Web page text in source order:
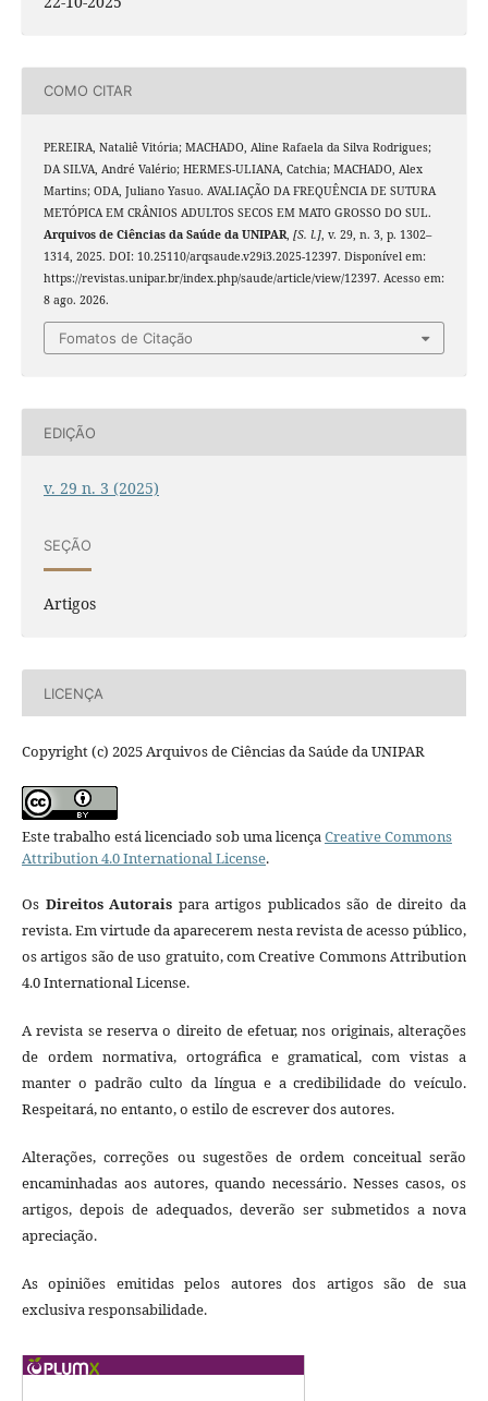
COMO CITAR
PEREIRA, Nataliê Vitória; MACHADO, Aline Rafaela da Silva Rodrigues;
DA SILVA, André Valério; HERMES-ULIANA, Catchia; MACHADO, Alex
Martins; ODA, Juliano Yasuo. AVALIAÇÃO DA FREQUÊNCIA DE SUTURA
METÓPICA EM CRÂNIOS ADULTOS SECOS EM MATO GROSSO DO SUL.
Arquivos de Ciências da Saúde da UNIPAR, [S. l.], v. 29, n. 3, p. 1302–
1314, 2025. DOI: 10.25110/arqsaude.v29i3.2025-12397. Disponível em:
https://revistas.unipar.br/index.php/saude/article/view/12397. Acesso em:
8 ago. 2026.
Fomatos de Citação
EDIÇÃO
v. 29 n. 3 (2025)
SEÇÃO
Artigos
LICENÇA
Copyright (c) 2025 Arquivos de Ciências da Saúde da UNIPAR
Este trabalho está licenciado sob uma licençaCreative Commons
Attribution 4.0 International License.
Os Direitos Autorais para artigos publicados são de direito da
revista. Em virtude da aparecerem nesta revista de acesso público,
os artigos são de uso gratuito, com Creative Commons Attribution
4.0 International License.
A revista se reserva o direito de efetuar, nos originais, alterações
de ordem normativa, ortográfica e gramatical, com vistas a
manter o padrão culto da língua e a credibilidade do veículo.
Respeitará, no entanto, o estilo de escrever dos autores.
Alterações, correções ou sugestões de ordem conceitual serão
encaminhadas aos autores, quando necessário. Nesses casos, os
artigos, depois de adequados, deverão ser submetidos a nova
apreciação.
As opiniões emitidas pelos autores dos artigos são de sua
exclusiva responsabilidade.